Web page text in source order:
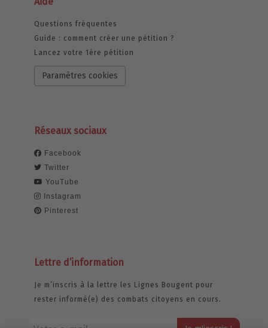
Questions fréquentes
Guide : comment créer une pétition ?
Lancez votre 1ère pétition
Paramètres cookies
Réseaux sociaux
Facebook
Twitter
YouTube
Instagram
Pinterest
Lettre d’information
Je m’inscris à la lettre les Lignes Bougent pour
rester informé(e) des combats citoyens en cours.